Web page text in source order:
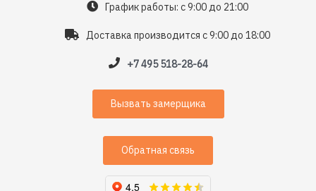
График работы: с 9:00 до 21:00
Доставка производится с 9:00 до 18:00
+7 495 518-28-64
Вызвать замерщика
Обратная связь